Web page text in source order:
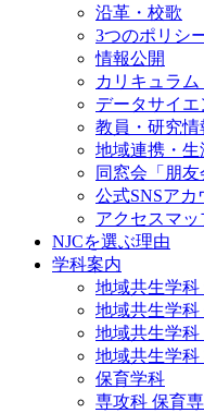
沿革・校歌
3つのポリシ
情報公開
カリキュラ
データサイ
教員・研究情
地域連携・生
同窓会「朋友
公式SNSアカ
アクセスマッ
NJCを選ぶ理由
学科案内
地域共⽣学科
地域共生学科
地域共生学
地域共⽣学科
保育学科
専攻科 保育